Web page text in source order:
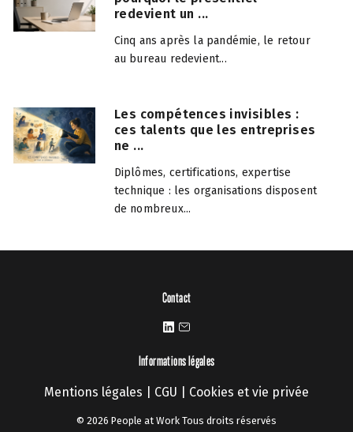
redevient un ...
Cinq ans après la pandémie, le retour
au bureau redevient...
Les compétences invisibles :
ces talents que les entreprises
ne ...
Diplômes, certifications, expertise
technique : les organisations disposent
de nombreux...
Contact
Informations légales
Mentions légales CGU Cookies et vie privée
© 2026 People at Work Tous droits réservés